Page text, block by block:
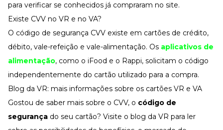
para verificar se conhecidos já compraram no site.
Existe CVV no VR e no VA?
O código de segurança CVV existe em cartões de crédito,
débito, vale-refeição e vale-alimentação. Os aplicativos de
alimentação, como o iFood e o Rappi, solicitam o código
independentemente do cartão utilizado para a compra.
Blog da VR: mais informações sobre os cartões VR e VA
Gostou de saber mais sobre o CVV, o código de
segurança do seu cartão? Visite o blog da VR para ler